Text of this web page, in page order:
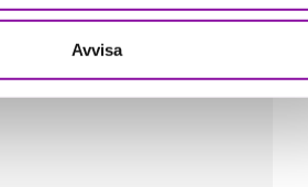
Avvisa
och energigivande
hittar drivkraften att